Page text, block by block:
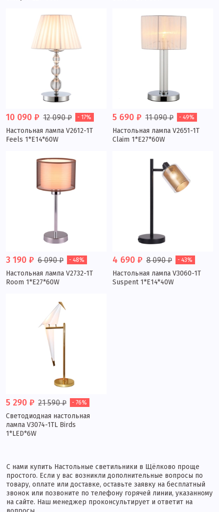
10 090 ₽ 12 090 ₽ - 17%
Настольная лампа V2612-1T
Feels 1*E14*60W
5 690 ₽ 11 090 ₽ - 49%
Настольная лампа V2651-1T
Claim 1*E27*60W
3 190 ₽ 6 090 ₽ - 48%
Настольная лампа V2732-1T
Room 1*E27*60W
4 690 ₽ 8 090 ₽ - 43%
Настольная лампа V3060-1T
Suspent 1*E14*40W
5 290 ₽ 21 590 ₽ - 76%
Светодиодная настольная
лампа V3074-1TL Birds
1*LED*6W
С нами купить Настольные светильники в Щёлково проще
простого. Если у вас возникли дополнительные вопросы по
товару, оплате или доставке, оставьте заявку на бесплатный
звонок или позвоните по телефону горячей линии, указанному
на сайте. Наш менеджер проконсультирует и ответит на